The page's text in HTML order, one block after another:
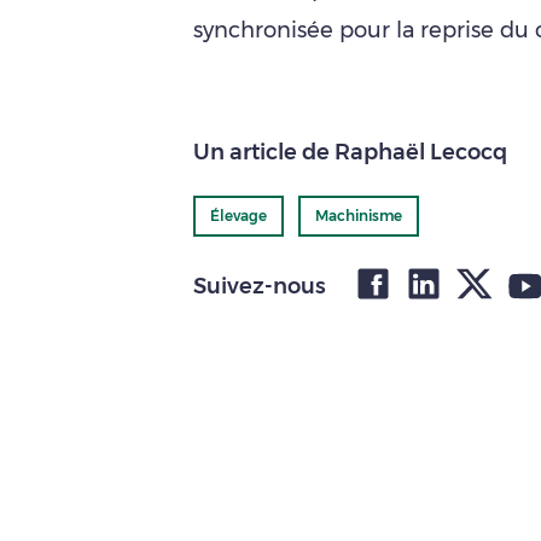
synchronisée pour la reprise du
Un article de Raphaël Lecocq
Élevage Machinisme
Suivez-nous